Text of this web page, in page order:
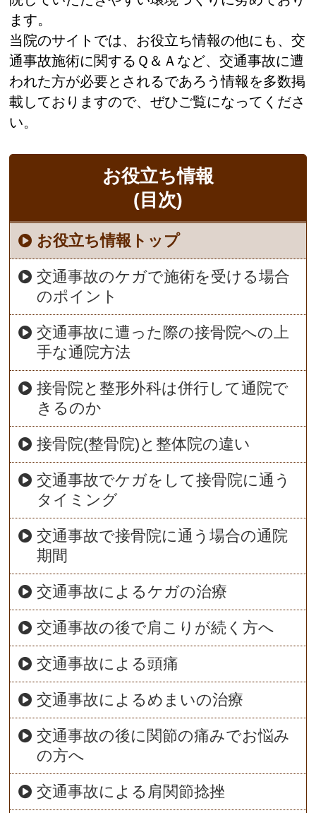
お役立ち情報
(目次)
お役立ち情報トップ
交通事故のケガで施術を受ける場合
のポイント
交通事故に遭った際の接骨院への上
手な通院方法
接骨院と整形外科は併行して通院で
きるのか
接骨院(整骨院)と整体院の違い
交通事故でケガをして接骨院に通う
タイミング
交通事故で接骨院に通う場合の通院
期間
交通事故によるケガの治療
交通事故の後で肩こりが続く方へ
交通事故による頭痛
交通事故によるめまいの治療
交通事故の後に関節の痛みでお悩み
の方へ
交通事故による肩関節捻挫
ます。
当院のサイトでは、お役立ち情報の他にも、交
通事故施術に関するＱ＆Ａなど、交通事故に遭
われた方が必要とされるであろう情報を多数掲
載しておりますので、ぜひご覧になってくださ
い。